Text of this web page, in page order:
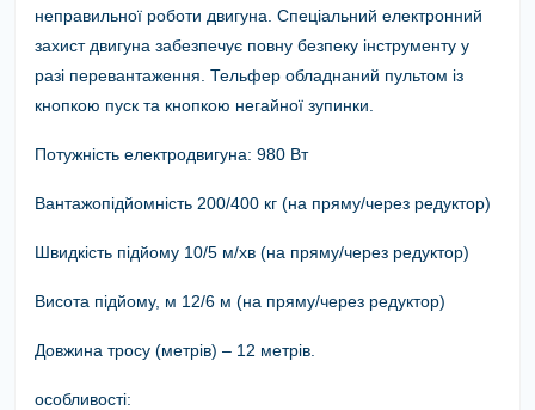
неправильної роботи двигуна. Спеціальний електронний
захист двигуна забезпечує повну безпеку інструменту у
разі перевантаження. Тельфер обладнаний пультом із
кнопкою пуск та кнопкою негайної зупинки.
Потужність електродвигуна: 980 Вт
Вантажопідйомність 200/400 кг (на пряму/через редуктор)
Швидкість підйому 10/5 м/хв (на пряму/через редуктор)
Висота підйому, м 12/6 м (на пряму/через редуктор)
Довжина тросу (метрів) – 12 метрів.
особливості: